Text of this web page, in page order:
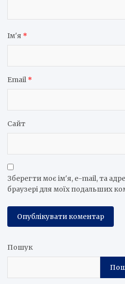
Ім'я *
Email *
Сайт
Зберегти моє ім'я, e-mail, та
браузері для моїх подальших
Пошук